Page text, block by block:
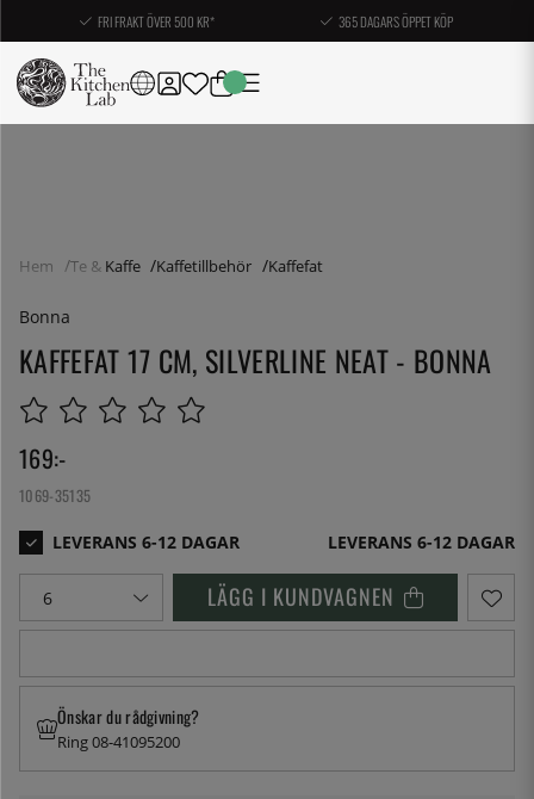
FRI FRAKT ÖVER 500 KR* 365 DAGARS ÖPPET KÖP
Hem Te & Kaffe Kaffetillbehör Kaffefat
Bonna
KAFFEFAT 17 CM, SILVERLINE NEAT - BONNA
169:-
1069-35135
LEVERANS 6-12 DAGAR
LÄGG I KUNDVAGNEN
Önskar du rådgivning?
Ring 08-41095200